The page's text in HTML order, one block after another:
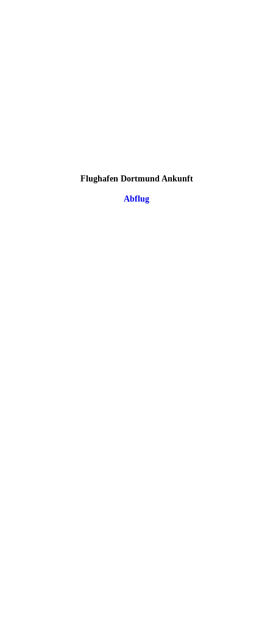
Flughafen Dortmund Ankunft
Abflug